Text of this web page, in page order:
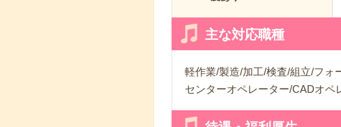
主な対応職種
軽作業/製造/加工/検査/組立/フォ
センターオペレーター/CADオ